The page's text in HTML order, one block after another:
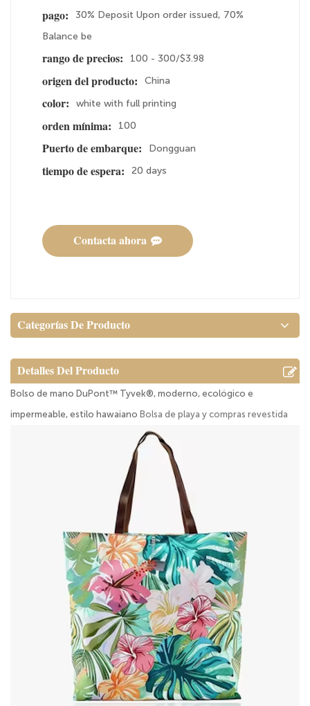
pago:
30% Deposit Upon order issued, 70%
Balance be
rango de precios:
100 - 300/$3.98
origen del producto:
China
color:
white with full printing
orden mínima:
100
Puerto de embarque:
Dongguan
tiempo de espera:
20 days
Contacta ahora
Categorías De Producto
Detalles Del Producto
Bolso de mano DuPont™ Tyvek®, moderno, ecológico e
impermeable, estilo hawaiano Bolsa de playa y compras revestida